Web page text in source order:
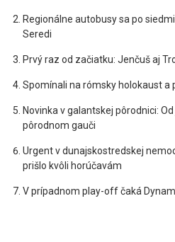
Regionálne autobusy sa po
Seredi
Prvý raz od začiatku: Jenčuš aj
Spomínali na rómsky holokaust a
Novinka v galantskej pôrodnici:
pôrodnom gauči
Urgent v dunajskostredskej
prišlo kvôli horúčavám
V prípadnom play-off čaká